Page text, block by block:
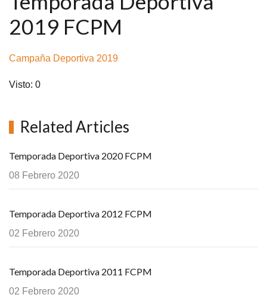
2019 FCPM
Campaña Deportiva 2019
Visto: 0
Related Articles
Temporada Deportiva 2020 FCPM
08 Febrero 2020
Temporada Deportiva 2012 FCPM
02 Febrero 2020
Temporada Deportiva 2011 FCPM
02 Febrero 2020